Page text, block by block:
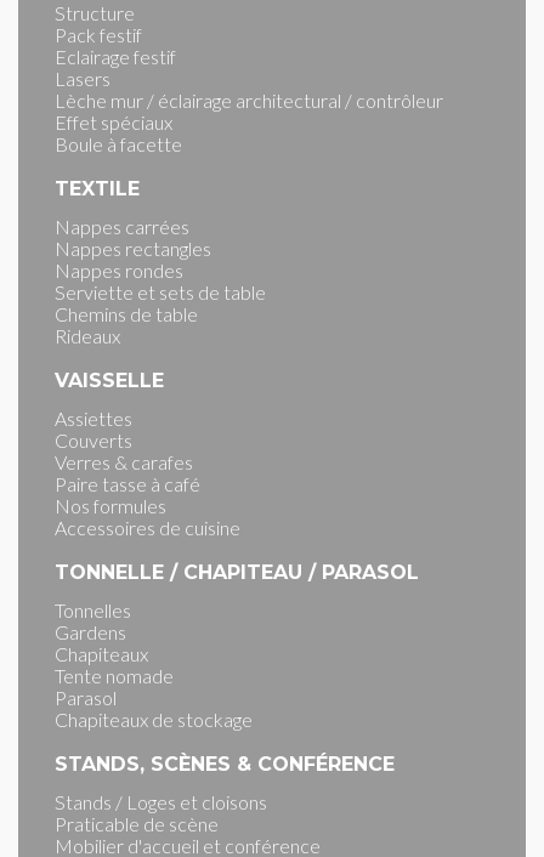
Structure
Pack festif
Eclairage festif
Lasers
Lèche mur / éclairage architectural / contrôleur
Effet spéciaux
Boule à facette
TEXTILE
Nappes carrées
Nappes rectangles
Nappes rondes
Serviette et sets de table
Chemins de table
Rideaux
VAISSELLE
Assiettes
Couverts
Verres & carafes
Paire tasse à café
Nos formules
Accessoires de cuisine
TONNELLE / CHAPITEAU / PARASOL
Tonnelles
Gardens
Chapiteaux
Tente nomade
Parasol
Chapiteaux de stockage
STANDS, SCÈNES & CONFÉRENCE
Stands / Loges et cloisons
Praticable de scène
Mobilier d'accueil et conférence